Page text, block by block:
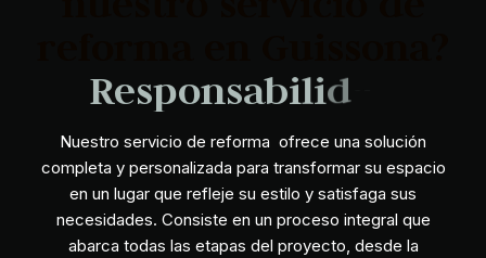
Responsabilida
Nuestro servicio de reforma ofrece una solución
completa y personalizada para transformar su espacio
en un lugar que refleje su estilo y satisfaga sus
necesidades. Consiste en un proceso integral que
abarca todas las etapas del proyecto, desde la